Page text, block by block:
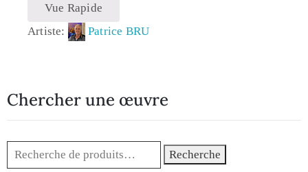
Vue Rapide
Artiste:
Patrice BRU
Chercher une œuvre
Recherche